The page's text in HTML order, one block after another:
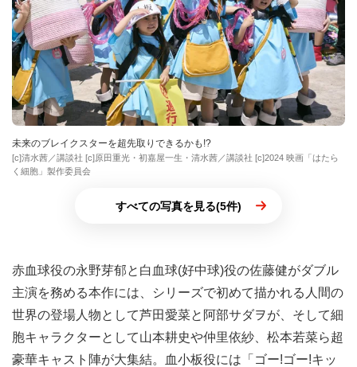
未来のブレイクスターを超先取りできるかも!?
[c]清水茜／講談社 [c]原田重光・初嘉屋一生・清水茜／講談社 [c]2024 映画「はたら
く細胞」製作委員会
すべての写真を見る(5件)
赤血球役の永野芽郁と白血球(好中球)役の佐藤健がダブル
主演を務める本作には、シリーズで初めて描かれる人間の
世界の登場人物として芦田愛菜と阿部サダヲが、そして細
胞キャラクターとして山本耕史や仲里依紗、松本若菜ら超
豪華キャスト陣が大集結。血小板役には「ゴー!ゴー!キッ